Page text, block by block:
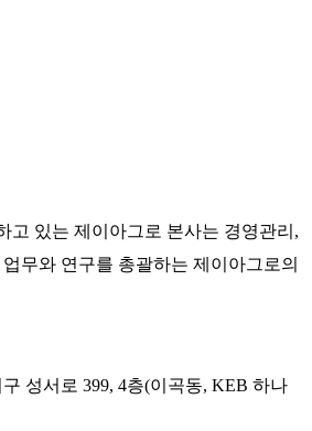
고 있는 제이아그로 본사는 경영관리,
무와 연구를 총괄하는 제이아그로의
성서로 399, 4층(이곡동, KEB 하나